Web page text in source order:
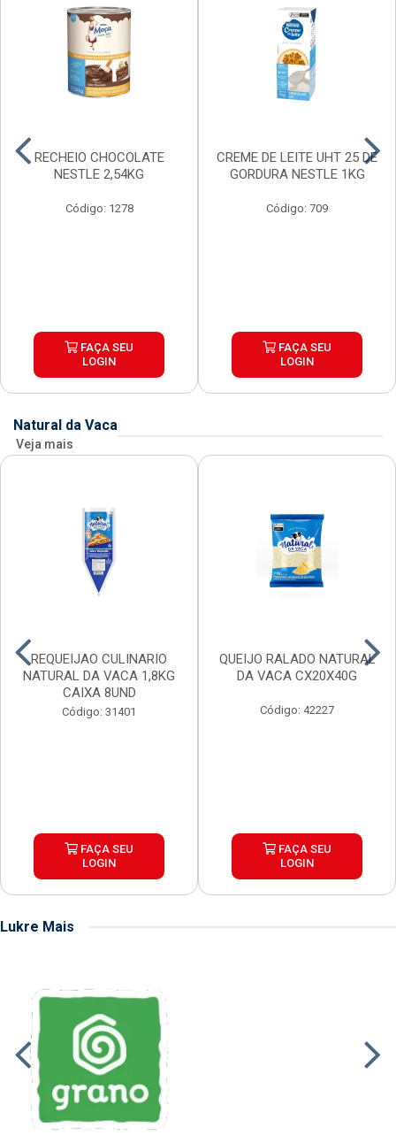
RECHEIO CHOCOLATE
NESTLE 2,54KG
Código: 1278
FAÇA SEU
LOGIN
CREME DE LEITE UHT 25 DE
GORDURA NESTLE 1KG
Código: 709
FAÇA SEU
LOGIN
Natural da Vaca
Veja mais
REQUEIJAO CULINARIO
NATURAL DA VACA 1,8KG
CAIXA 8UND
Código: 31401
FAÇA SEU
LOGIN
QUEIJO RALADO NATURAL
DA VACA CX20X40G
Código: 42227
FAÇA SEU
LOGIN
Lukre Mais